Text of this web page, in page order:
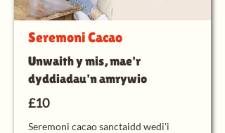
Seremoni Cacao
Unwaith y mis, mae'r
dyddiadau'n amrywio
£10
Seremoni cacao sanctaidd wedi'i